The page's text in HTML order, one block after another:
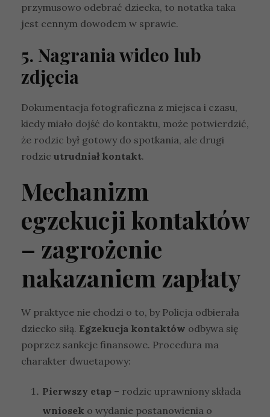
przymusowo odebrać dziecka, to notatka taka
jest cennym dowodem w sprawie.
5. Nagrania wideo lub
zdjęcia
Dokumentacja fotograficzna z miejsca i czasu,
kiedy miało dojść do kontaktu, może potwierdzić,
że rodzic był gotowy do spotkania, ale drugi
rodzic utrudniał kontakt.
Mechanizm
egzekucji kontaktów
– zagrożenie
nakazaniem zapłaty
W praktyce nie chodzi o to, by Policja odbierała
dziecko siłą. Egzekucja kontaktów odbywa się
poprzez sankcje finansowe. Procedura ma
charakter dwuetapowy:
Pierwszy etap – rodzic uprawniony składa
wniosek o wydanie postanowienia o